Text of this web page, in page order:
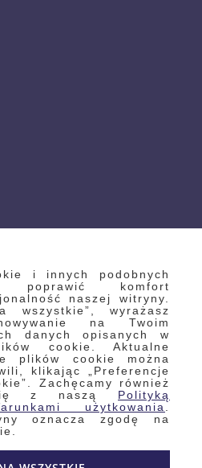
i innych podobnych
poprawić komfort
naszej witryny.
wszystkie”, wyrażasz
na Twoim
danych opisanych w
cookie. Aktualne
plików cookie można
klikając „Preferencje
Zachęcamy również
z naszą Polityką
użytkowania
oznacza zgodę na
cookie